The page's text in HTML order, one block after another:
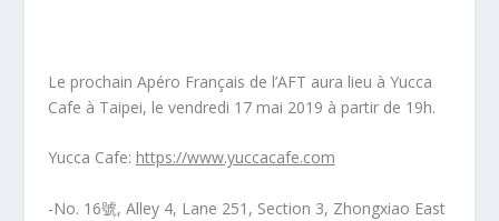
Le prochain Apéro Français de l’AFT aura lieu à Yucca
Cafe à Taipei, le vendredi 17 mai 2019 à partir de 19h.
Yucca Cafe: https://www.yuccacafe.com
-No. 16號, Alley 4, Lane 251, Section 3, Zhongxiao East